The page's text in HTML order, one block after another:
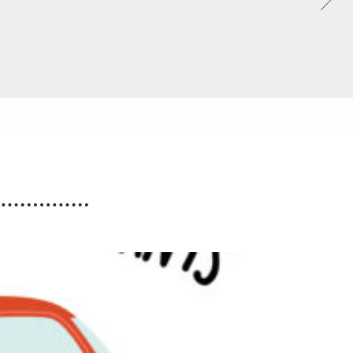
Ouverture des réservations
à décembre 2026
Les réservations des mercredis aux accueils de
loisirs de La Maison Pop’, pour la période de
septembre à décembre 2026, sont ouvertes à
partir du 20 juillet 2026